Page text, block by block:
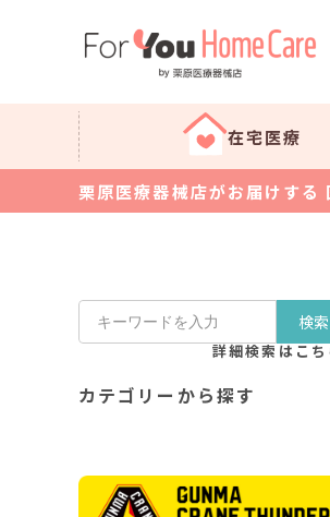
在宅医療
栗原医療器械店がお届けする
検索
詳細検索はこ
カテゴリーから探す